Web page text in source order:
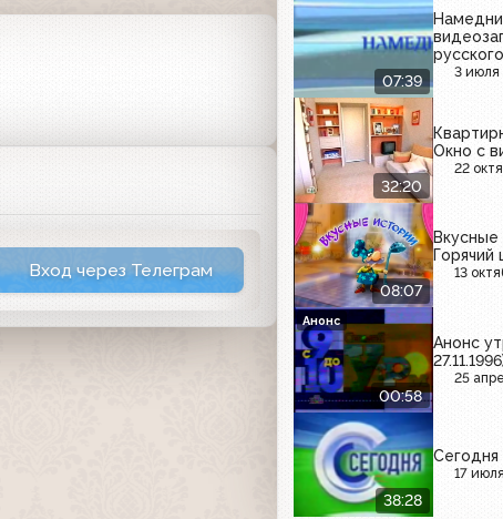
Вход через Телеграм
07:39
3 июля
32:20
Окно с
22
08:07
Горячий
13
00:58
Анонс
25
Анонс
38:28
17